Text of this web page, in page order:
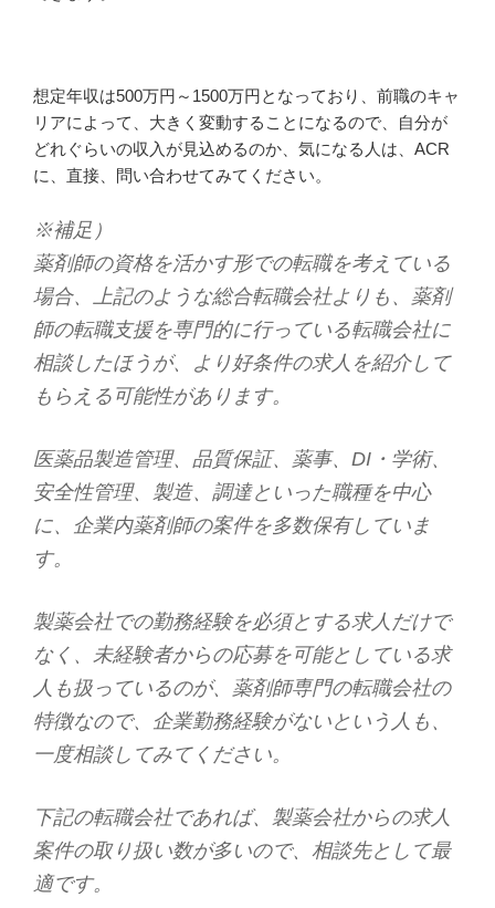
想定年収は500万円～1500万円となっており、前職のキャ
リアによって、大きく変動することになるので、自分が
どれぐらいの収入が見込めるのか、気になる人は、ACR
に、直接、問い合わせてみてください。
※補足）
薬剤師の資格を活かす形での転職を考えている
場合、上記のような総合転職会社よりも、薬剤
師の転職支援を専門的に行っている転職会社に
相談したほうが、より好条件の求人を紹介して
もらえる可能性があります。
医薬品製造管理、品質保証、薬事、DI・学術、
安全性管理、製造、調達といった職種を中心
に、企業内薬剤師の案件を多数保有していま
す。
製薬会社での勤務経験を必須とする求人だけで
なく、未経験者からの応募を可能としている求
人も扱っているのが、薬剤師専門の転職会社の
特徴なので、企業勤務経験がないという人も、
一度相談してみてください。
下記の転職会社であれば、製薬会社からの求人
案件の取り扱い数が多いので、相談先として最
適です。